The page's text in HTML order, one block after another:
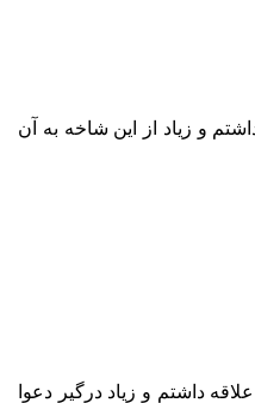
و زیاد از این شاخه به آن
داشتم و زیاد درگیر دعوا